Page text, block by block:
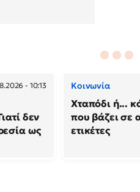
- 10:13
δεν
ως
Κοινωνία
Χταπόδι ή...
που βάζει σε
ετικέτες